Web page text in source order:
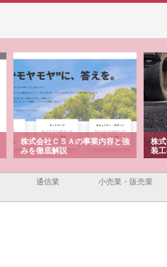
株式会社ＣＳＡの事業内容と強
みを徹底解説
株
装
通信業 小売業・販売業